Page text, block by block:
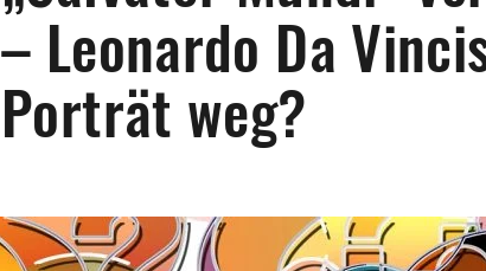
– Leonardo Da
Porträt weg?